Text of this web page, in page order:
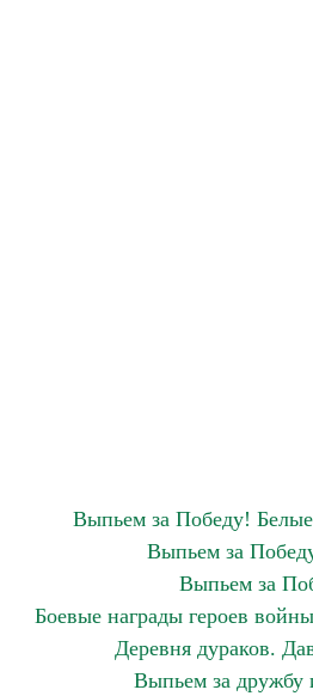
Выпьем за Победу!
Выпьем за
Выпьем за
Боевые награды героев
Деревня дураков.
Выпьем за дружбу